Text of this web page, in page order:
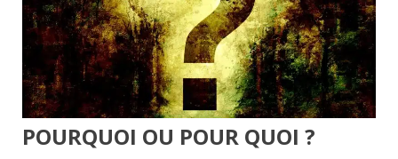
POURQUOI OU POUR QUOI ?